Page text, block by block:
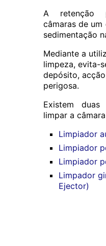
A retenção
câmaras de
sedimentação
Mediante a
limpeza, evita-
depósito,
perigosa.
Existem
limpar a
Limpiador
Limpiador
Limpiador
Limpador
Ejector)